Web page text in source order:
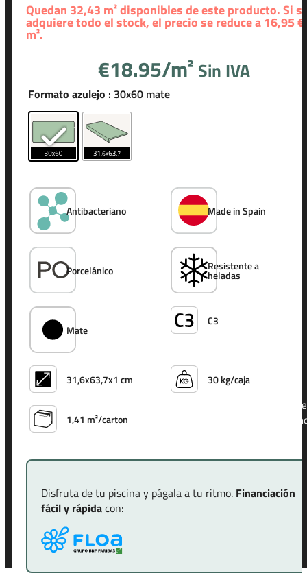
Quedan 32,43 m² disponibles de este producto. Si
adquiere todo el stock, el precio se reduce a 16,95
m².
€18.95 Sin IVA
Formato azulejo : 30x60 mate
Antibacteriano Made in Spain
Porcelánico Resistente a
heladas
Mate
C3
31,6x63,7x1 cm 30 kg/caja
1,41 m²/carton
Disfruta de tu piscina y págala a tu ritmo. Financiación
fácil y rápidacon:
¿Tienes
preguntas sobre
este producto?
EnPiedra de Bali
, estamos orgullosos de tener un gran equipo de
expertos a su disposición. Ya sea que se trate de un proyecto
o pequeño, estamos aquí para ayudarte a hacerlo realidad.